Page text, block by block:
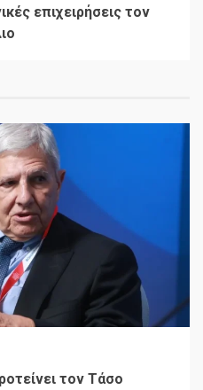
επιχειρήσεις τον
τον Τάσο